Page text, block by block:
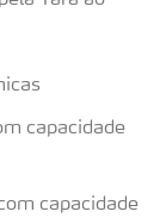
capacidade
capacidade